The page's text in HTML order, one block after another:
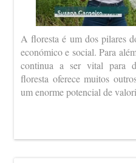
A floresta é um dos pilares
económico e social. Para
continua a ser vital para
floresta oferece muitos
um enorme potencial de